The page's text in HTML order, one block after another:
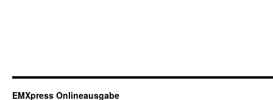
EMXpress Onlineausgabe